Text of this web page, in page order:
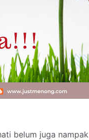
belum juga